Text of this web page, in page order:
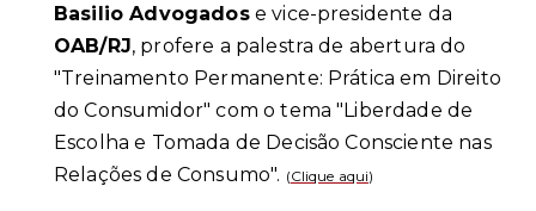
Basilio Advogadose vice-presidente da
OAB/RJ, profere a palestra de abertura do
"Treinamento Permanente: Prática em Direito
do Consumidor" com o tema "Liberdade de
Escolha e Tomada de Decisão Consciente nas
Relações de Consumo". (Clique aqui)